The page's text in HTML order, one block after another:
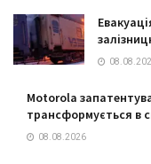
Motorola
трансформується в
08.08.2026